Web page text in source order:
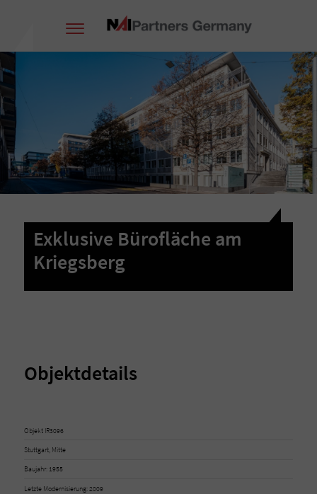
Exklusive Bürofläche am
Kriegsberg
Objektdetails
Objekt IR3096
Stuttgart, Mitte
Baujahr: 1955
Letzte Modernisierung: 2009